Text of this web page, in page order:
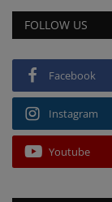
FOLLOW US
Facebook
Instagram
Youtube